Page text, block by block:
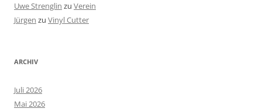
Uwe Strenglin zu Verein
Jürgen zu Vinyl Cutter
ARCHIV
Juli 2026
Mai 2026